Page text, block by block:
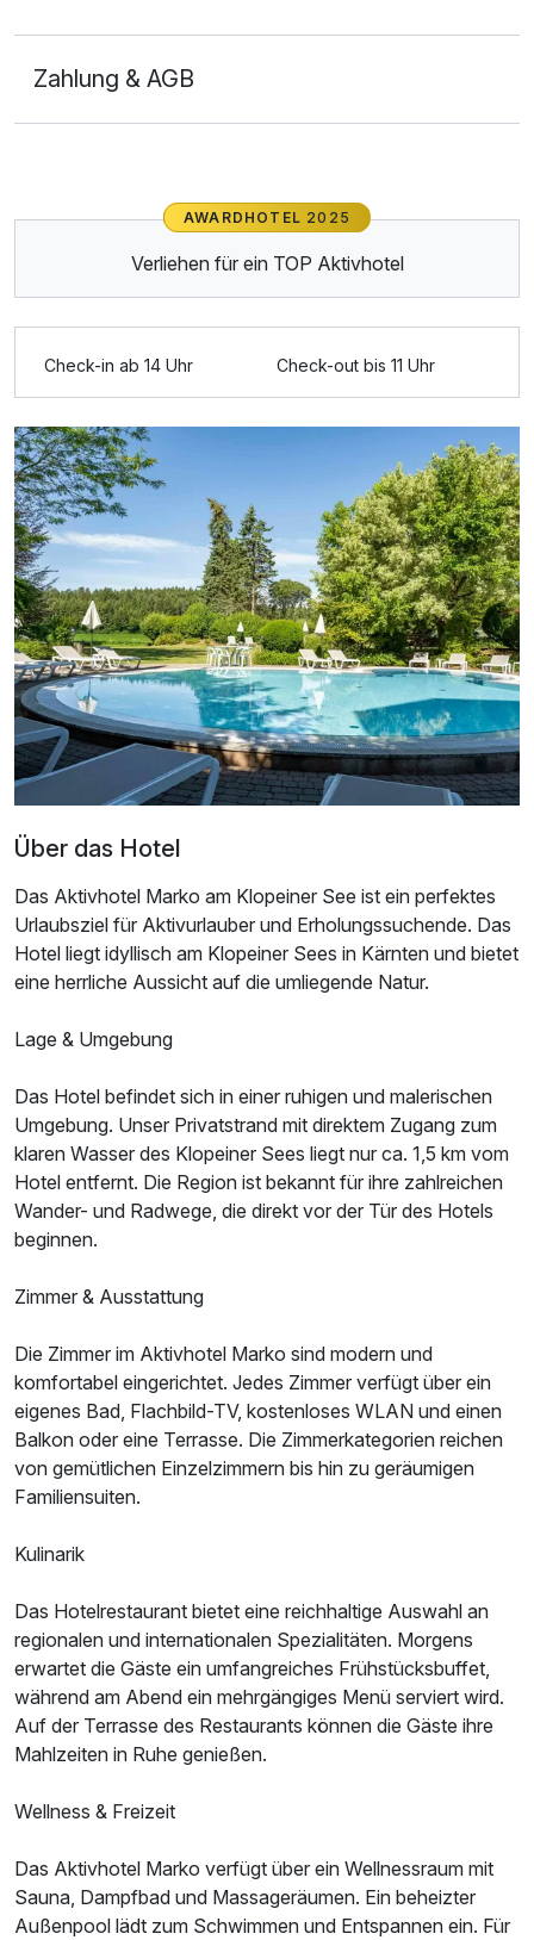
p.P. ab
2 Erwachsene und 1 Kind
Ausstattung
Für 7 Tage 582,00 €
Doppelzimmer Haupthaus
2 Erwachsene und 1 Kind
Zahlung & AGB
AWARDHOTEL 2025
Verliehen für ein TOP Aktivhotel
Check-in ab 14 Uhr Check-out bis 11 Uhr
Über das Hotel
Das Aktivhotel Marko am Klopeiner See ist ein perfektes
Urlaubsziel für Aktivurlauber und Erholungssuchende. Das
Hotel liegt idyllisch am Klopeiner Sees in Kärnten und bietet
eine herrliche Aussicht auf die umliegende Natur.
Lage & Umgebung
Das Hotel befindet sich in einer ruhigen und malerischen
Umgebung. Unser Privatstrand mit direktem Zugang zum
klaren Wasser des Klopeiner Sees liegt nur ca. 1,5 km vom
Hotel entfernt. Die Region ist bekannt für ihre zahlreichen
Wander- und Radwege, die direkt vor der Tür des Hotels
beginnen.
Zimmer & Ausstattung
Die Zimmer im Aktivhotel Marko sind modern und
komfortabel eingerichtet. Jedes Zimmer verfügt über ein
eigenes Bad, Flachbild-TV, kostenloses WLAN und einen
Balkon oder eine Terrasse. Die Zimmerkategorien reichen
von gemütlichen Einzelzimmern bis hin zu geräumigen
Familiensuiten.
Kulinarik
Das Hotelrestaurant bietet eine reichhaltige Auswahl an
regionalen und internationalen Spezialitäten. Morgens
erwartet die Gäste ein umfangreiches Frühstücksbuffet,
während am Abend ein mehrgängiges Menü serviert wird.
Auf der Terrasse des Restaurants können die Gäste ihre
Mahlzeiten in Ruhe genießen.
Wellness & Freizeit
Das Aktivhotel Marko verfügt über ein Wellnessraum mit
Sauna, Dampfbad und Massageräumen. Ein beheizter
Außenpool lädt zum Schwimmen und Entspannen ein. Für